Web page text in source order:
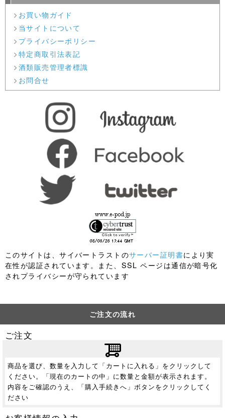
お買い物ガイド
当サイトについて
プライバシーポリシー
特定商取引法表記
酒類販売管理者標識
お問合せ
このサイトは、サイバートラストのサーバー証明書により実
在性が認証されています。また、SSL ページは通信が暗号化
されプライバシーが守られています
ご注文の流れ
ご注文
商品を選び、数量を入力して「カートに入れる」をクリックして
ください。「現在のカートの中」に数量と金額が表示されます。
内容をご確認のうえ、「購入手続きへ」ボタンをクリックしてく
ださい